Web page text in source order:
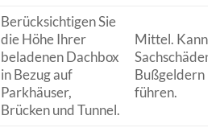
Berücksichtigen Sie
die Höhe Ihrer
beladenen Dachbox
in Bezug auf
Parkhäuser,
Brücken und Tunnel.
Mittel. Kann
Sachschäden
Bußgeldern
führen.